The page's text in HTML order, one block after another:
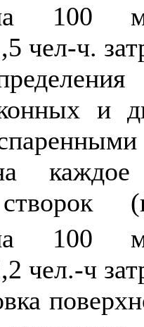
на 100
чел-ч.
и
каждое
на 100
чел.-ч